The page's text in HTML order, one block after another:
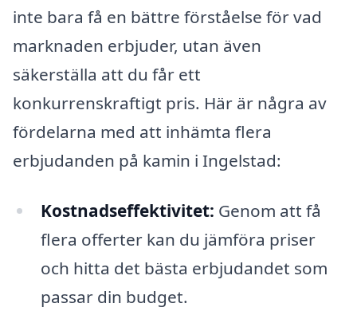
inte bara få en bättre förståelse för vad
marknaden erbjuder, utan även
säkerställa att du får ett
konkurrenskraftigt pris. Här är några av
fördelarna med att inhämta flera
erbjudanden på kamin i Ingelstad:
Kostnadseffektivitet: Genom att få
flera offerter kan du jämföra priser
och hitta det bästa erbjudandet som
passar din budget.